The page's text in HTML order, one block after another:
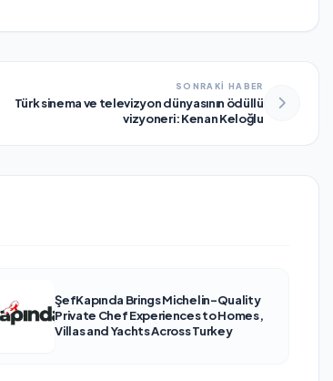
SONRAKİ HABER
Türk sinema ve televizyon dünyasının ödüllü
vizyoneri: Kenan Keloğlu
ŞefKapında Brings Michelin-Quality
Private Chef Experiences to Homes,
Villas and Yachts Across Turkey